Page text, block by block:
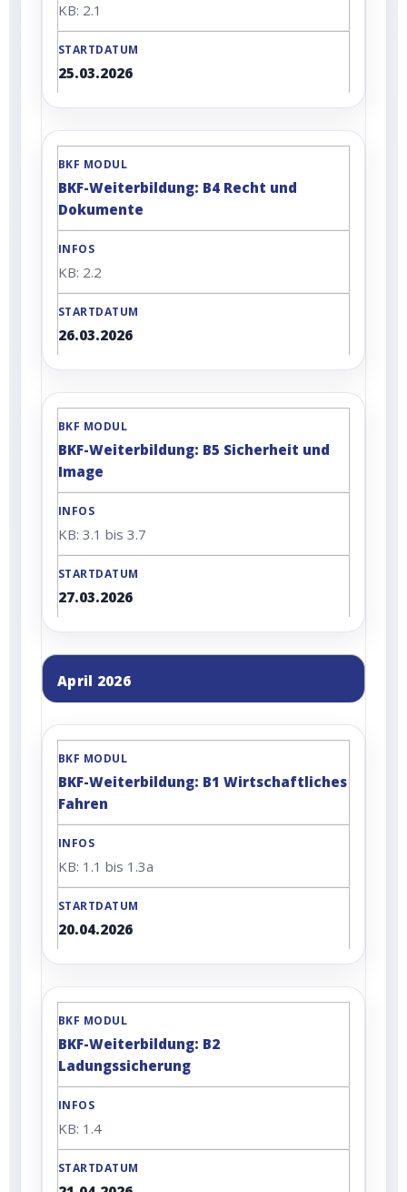
KB: 2.1
25.03.2026
BKF-Weiterbildung: B4 Recht und
Dokumente
KB: 2.2
26.03.2026
BKF-Weiterbildung: B5 Sicherheit und
Image
KB: 3.1 bis 3.7
27.03.2026
April 2026
BKF-Weiterbildung: B1 Wirtschaftliches
Fahren
KB: 1.1 bis 1.3a
20.04.2026
BKF-Weiterbildung: B2
Ladungssicherung
KB: 1.4